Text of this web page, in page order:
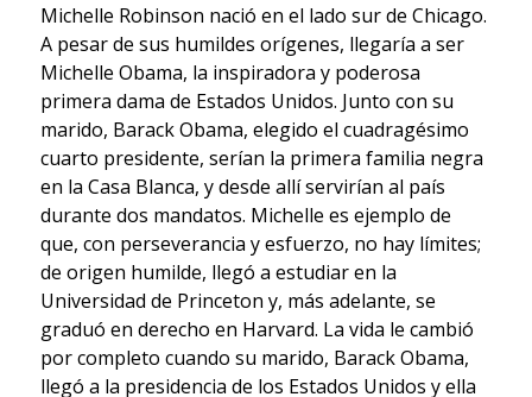
Michelle Robinson nació en el lado sur de Chicago.
A pesar de sus humildes orígenes, llegaría a ser
Michelle Obama, la inspiradora y poderosa
primera dama de Estados Unidos. Junto con su
marido, Barack Obama, elegido el cuadragésimo
cuarto presidente, serían la primera familia negra
en la Casa Blanca, y desde allí servirían al país
durante dos mandatos. Michelle es ejemplo de
que, con perseverancia y esfuerzo, no hay límites;
de origen humilde, llegó a estudiar en la
Universidad de Princeton y, más adelante, se
graduó en derecho en Harvard. La vida le cambió
por completo cuando su marido, Barack Obama,
llegó a la presidencia de los Estados Unidos y ella